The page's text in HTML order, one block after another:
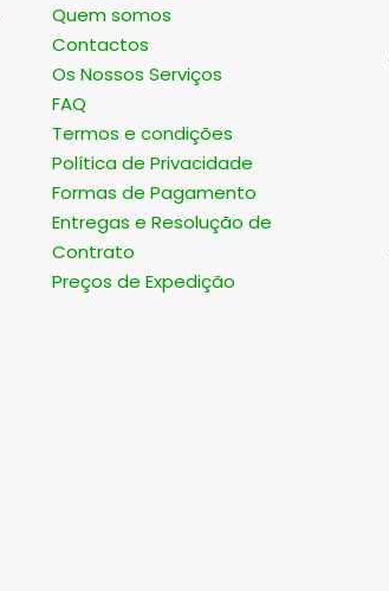
Quem somos
Contactos
Os Nossos Serviços
FAQ
Termos e condições
Política de Privacidade
Formas de Pagamento
Entregas e Resolução de
Contrato
Preços de Expedição